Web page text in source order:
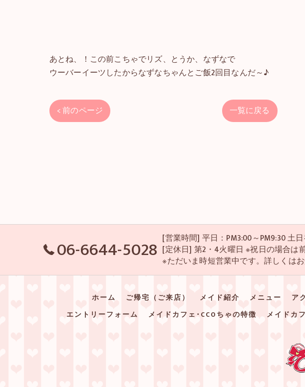
あとね、！この前こちゃでリズ、とうか、なずなで
ウーバーイーツしたからなずなちゃんとご飯2回目なんだ～♪
< 前のページ 一覧に戻る
06-6644-5028 [営業時間] 平日：PM3:00～PM9:30 土
[定休日] 第2・4火曜日 ※祝日の場合は
※ただいま時短営業中です。詳しくは
ホーム ご帰宅（ご来店） メイド紹介 メニュー ア
エントリーフォーム
メイドカフェ･CCOちゃの特徴 メイドカ